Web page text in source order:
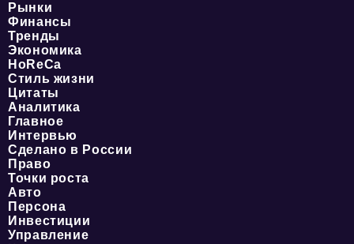
Рынки
Финансы
Тренды
Экономика
HoReCa
Стиль жизни
Цитаты
Аналитика
Главное
Интервью
Сделано в России
Право
Точки роста
Авто
Персона
Инвестиции
Управление